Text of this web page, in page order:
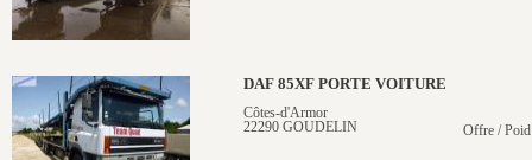
DAF 85XF PORTE VOITURE
Côtes-d'Armor
22290 GOUDELIN
Offre /